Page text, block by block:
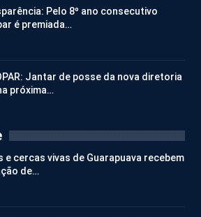
Pelo 8º ano consecutivo
é premiada…
Jantar de posse da nova diretoria
próxima…
e cercas vivas de Guarapuava recebem
de…